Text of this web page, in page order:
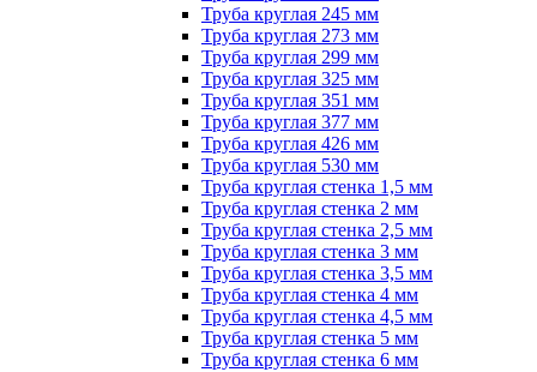
Труба круглая 245 мм
Труба круглая 273 мм
Труба круглая 299 мм
Труба круглая 325 мм
Труба круглая 351 мм
Труба круглая 377 мм
Труба круглая 426 мм
Труба круглая 530 мм
Труба круглая стенка 1,5 мм
Труба круглая стенка 2 мм
Труба круглая стенка 2,5 мм
Труба круглая стенка 3 мм
Труба круглая стенка 3,5 мм
Труба круглая стенка 4 мм
Труба круглая стенка 4,5 мм
Труба круглая стенка 5 мм
Труба круглая стенка 6 мм